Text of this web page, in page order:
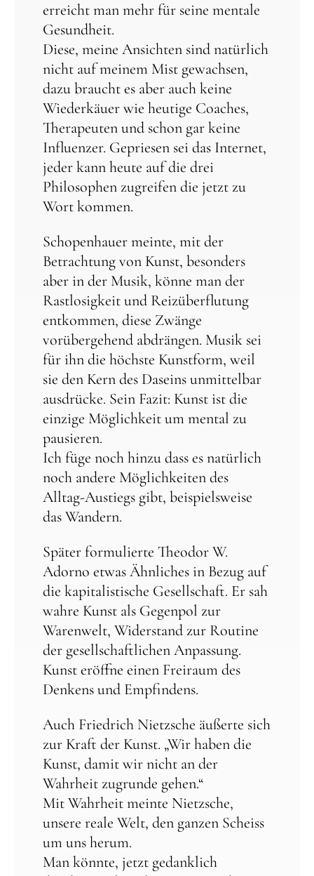
erreicht man mehr für seine mentale
Gesundheit.
Diese, meine Ansichten sind natürlich
nicht auf meinem Mist gewachsen,
dazu braucht es aber auch keine
Wiederkäuer wie heutige Coaches,
Therapeuten und schon gar keine
Influenzer. Gepriesen sei das Internet,
jeder kann heute auf die drei
Philosophen zugreifen die jetzt zu
Wort kommen.
Schopenhauer meinte, mit der
Betrachtung von Kunst, besonders
aber in der Musik, könne man der
Rastlosigkeit und Reizüberflutung
entkommen, diese Zwänge
vorübergehend abdrängen. Musik sei
für ihn die höchste Kunstform, weil
sie den Kern des Daseins unmittelbar
ausdrücke. Sein Fazit: Kunst ist die
einzige Möglichkeit um mental zu
pausieren.
Ich füge noch hinzu dass es natürlich
noch andere Möglichkeiten des
Alltag-Austiegs gibt, beispielsweise
das Wandern.
Später formulierte Theodor W.
Adorno etwas Ähnliches in Bezug auf
die kapitalistische Gesellschaft. Er sah
wahre Kunst als Gegenpol zur
Warenwelt, Widerstand zur Routine
der gesellschaftlichen Anpassung.
Kunst eröffne einen Freiraum des
Denkens und Empfindens.
Auch Friedrich Nietzsche äußerte sich
zur Kraft der Kunst. „Wir haben die
Kunst, damit wir nicht an der
Wahrheit zugrunde gehen.“
Mit Wahrheit meinte Nietzsche,
unsere reale Welt, den ganzen Scheiss
um uns herum.
Man könnte, jetzt gedanklich